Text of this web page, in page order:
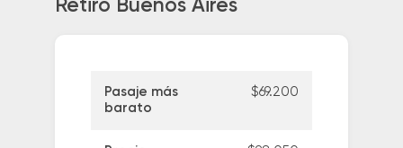
Retiro Buenos Aires
Pasaje más
barato
$69.200